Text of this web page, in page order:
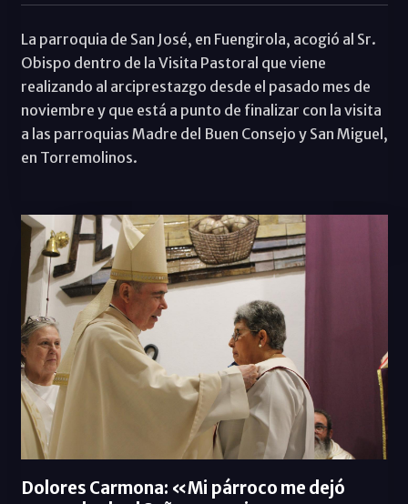
La parroquia de San José, en Fuengirola, acogió al Sr.
Obispo dentro de la Visita Pastoral que viene
realizando al arciprestazgo desde el pasado mes de
noviembre y que está a punto de finalizar con la visita
a las parroquias Madre del Buen Consejo y San Miguel,
en Torremolinos.
Dolores Carmona: «Mi párroco me dejó